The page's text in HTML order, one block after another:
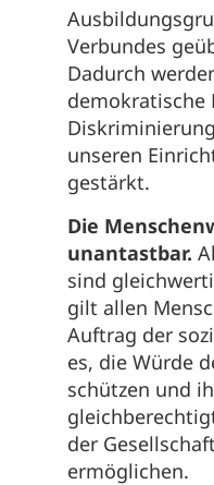
Verbundes
Dadurch
demokratische
unseren
gestärkt.
Die
unantastbar.
sind
gilt allen
Auftrag der
es, die Würde
schützen und
der
ermöglichen.